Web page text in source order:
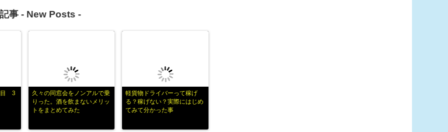
事 - New Posts -
目 3
久々の同窓会をノンアルで乗
りった。酒を飲まないメリッ
トをまとめてみた
軽貨物ドライバーって稼げ
る？稼げない？実際にはじめ
てみて分かった事